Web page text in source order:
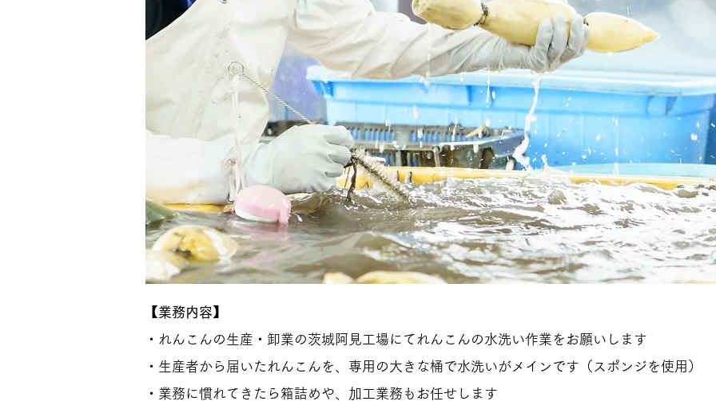
【業務内容】
・れんこんの生産・卸業の茨城阿見工場にてれんこんの水洗い作業をお願いします
・生産者から届いたれんこんを、専用の大きな桶で水洗いがメインです（スポンジを使用）
・業務に慣れてきたら箱詰めや、加工業務もお任せします